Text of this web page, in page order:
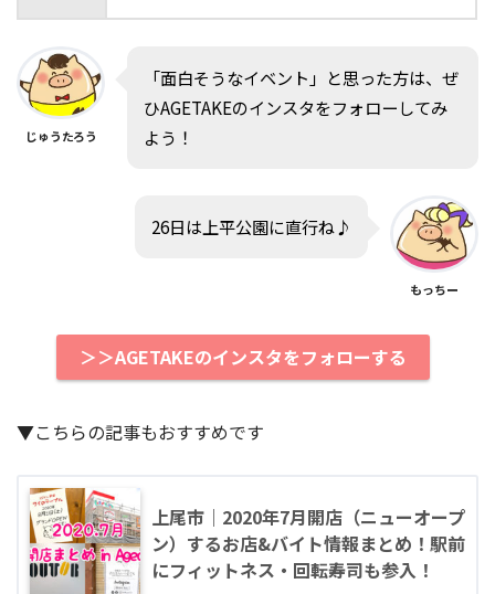
じゅうたろう
「面白そうなイベント」と思った方は、ぜ
ひAGETAKEのインスタをフォローしてみ
よう！
26日は上平公園に直行ね♪
もっちー
＞＞AGETAKEのインスタをフォローする
▼こちらの記事もおすすめです
上尾市｜2020年7月開店（ニューオープ
ン）するお店&バイト情報まとめ！駅前
にフィットネス・回転寿司も参入！